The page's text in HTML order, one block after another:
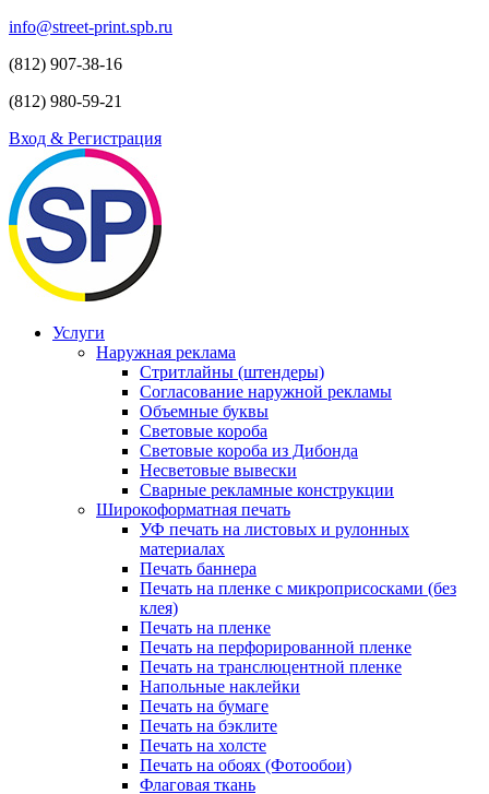
info@street-print.spb.ru
(812) 907-38-16
(812) 980-59-21
Вход & Регистрация
Услуги
Наружная реклама
Стритлайны (штендеры)
Согласование наружной рекламы
Объемные буквы
Световые короба
Световые короба из Дибонда
Несветовые вывески
Сварные рекламные конструкции
Широкоформатная печать
УФ печать на листовых и рулонных
материалах
Печать баннера
Печать на пленке с микроприсосками (без
клея)
Печать на пленке
Печать на перфорированной пленке
Печать на транслюцентной пленке
Напольные наклейки
Печать на бумаге
Печать на бэклите
Печать на холсте
Печать на обоях (Фотообои)
Флаговая ткань